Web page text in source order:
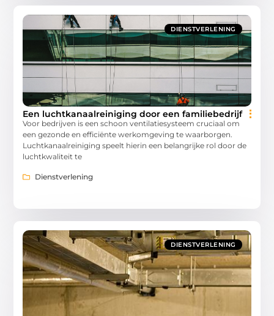
DIENSTVERLENING
Een luchtkanaalreiniging door een familiebedrijf
Voor bedrijven is een schoon ventilatiesysteem cruciaal om
een gezonde en efficiënte werkomgeving te waarborgen.
Luchtkanaalreiniging speelt hierin een belangrijke rol door de
luchtkwaliteit te
Dienstverlening
DIENSTVERLENING